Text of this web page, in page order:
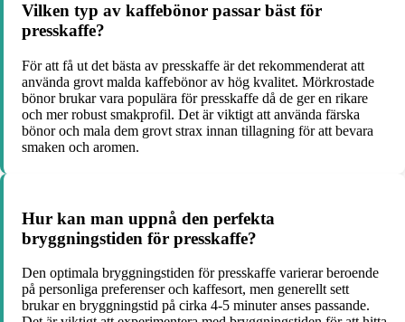
Vilken typ av kaffebönor passar bäst för
presskaffe?
För att få ut det bästa av presskaffe är det rekommenderat att
använda grovt malda kaffebönor av hög kvalitet. Mörkrostade
bönor brukar vara populära för presskaffe då de ger en rikare
och mer robust smakprofil. Det är viktigt att använda färska
bönor och mala dem grovt strax innan tillagning för att bevara
smaken och aromen.
Hur kan man uppnå den perfekta
bryggningstiden för presskaffe?
Den optimala bryggningstiden för presskaffe varierar beroende
på personliga preferenser och kaffesort, men generellt sett
brukar en bryggningstid på cirka 4-5 minuter anses passande.